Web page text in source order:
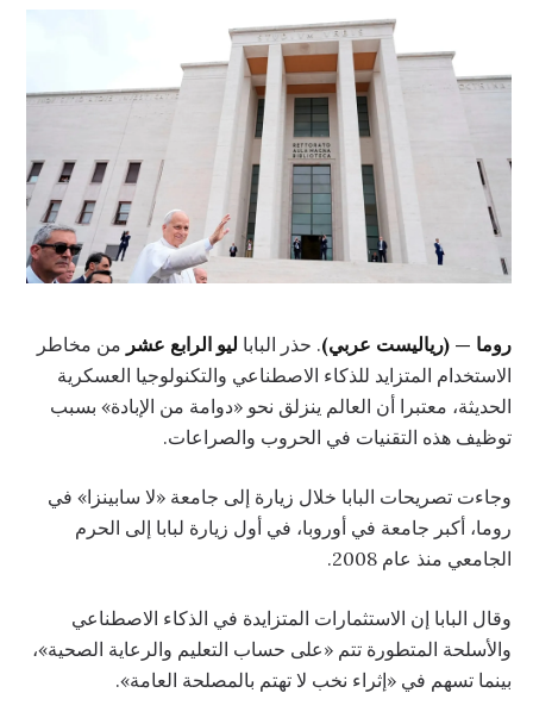
روما — (رياليست عربي). حذر البابا ليو الرابع عشر من مخاطر
الاستخدام المتزايد للذكاء الاصطناعي والتكنولوجيا العسكرية
الحديثة، معتبرا أن العالم ينزلق نحو «دوامة من الإبادة» بسبب
توظيف هذه التقنيات في الحروب والصراعات.
وجاءت تصريحات البابا خلال زيارة إلى جامعة «لا سابينزا» في
روما، أكبر جامعة في أوروبا، في أول زيارة لبابا إلى الحرم
الجامعي منذ عام 2008.
وقال البابا إن الاستثمارات المتزايدة في الذكاء الاصطناعي
والأسلحة المتطورة تتم «على حساب التعليم والرعاية الصحية»،
بينما تسهم في «إثراء نخب لا تهتم بالمصلحة العامة».